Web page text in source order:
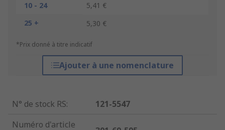
10 - 24
5,41 €
25 +
5,30 €
*Prix donné à titre indicatif
Ajouter à une nomenclature
N° de stock RS:
121-5547
Numéro d'article